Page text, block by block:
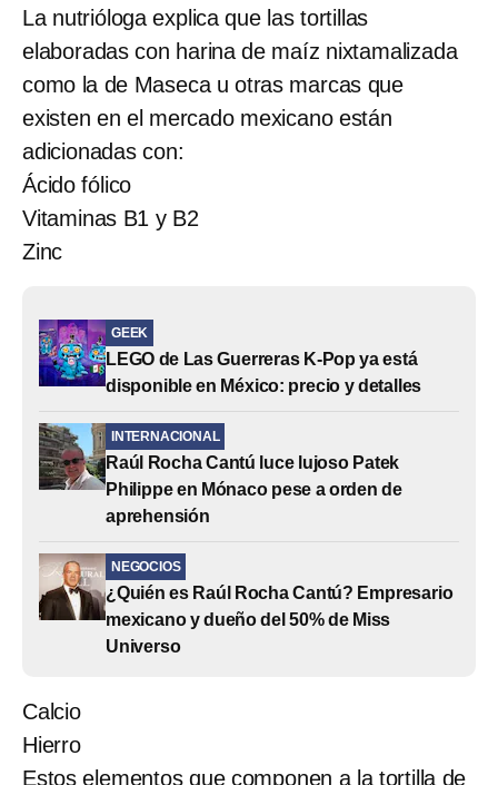
La nutrióloga explica que las tortillas
elaboradas con harina de maíz nixtamalizada
como la de Maseca u otras marcas que
existen en el mercado mexicano están
adicionadas con:
Ácido fólico
Vitaminas B1 y B2
Zinc
GEEK
LEGO de Las Guerreras K-Pop ya está
disponible en México: precio y detalles
INTERNACIONAL
Raúl Rocha Cantú luce lujoso Patek
Philippe en Mónaco pese a orden de
aprehensión
NEGOCIOS
¿Quién es Raúl Rocha Cantú? Empresario
mexicano y dueño del 50% de Miss
Universo
Calcio
Hierro
Estos elementos que componen a la tortilla de